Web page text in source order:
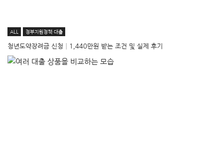
ALL 정부지원정책·대출
청년도약장려금 신청│1,440만원 받는 조건 및 실제 후기